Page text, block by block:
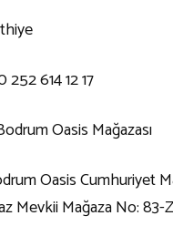
614 12 17
Oasis Mağazası
Oasis Cumhuriyet
Mevkii Mağaza No: 83-